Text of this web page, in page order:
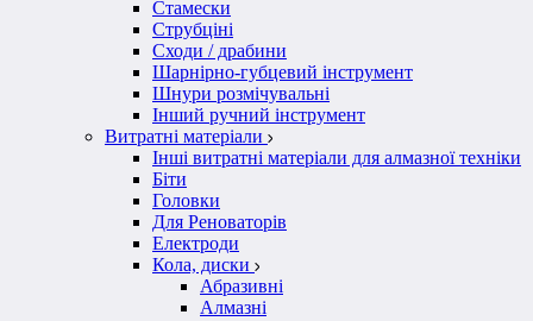
Стамески
Струбціні
Сходи / драбини
Шарнірно-губцевий інструмент
Шнури розмічувальні
Інший ручний інструмент
Витратні матеріали
Інші витратні матеріали для алмазної техніки
Біти
Головки
Для Реноваторів
Електроди
Кола, диски
Абразивні
Алмазні